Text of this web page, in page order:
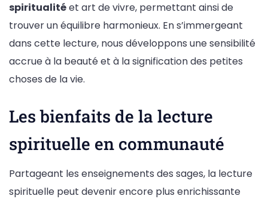
spiritualitéet art de vivre, permettant ainsi de
trouver un équilibre harmonieux. En s’immergeant
dans cette lecture, nous développons une sensibilité
accrue à la beauté et à la signification des petites
choses de la vie.
Les bienfaits de la lecture
spirituelle en communauté
Partageant les enseignements des sages, la lecture
spirituelle peut devenir encore plus enrichissante